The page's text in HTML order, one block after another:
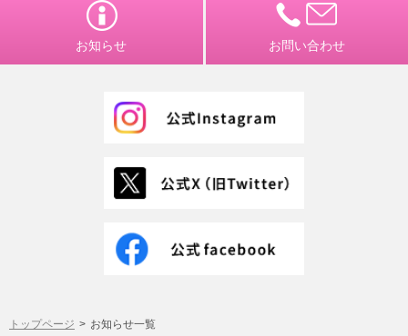
お知らせ お問い合わせ
トップページ お知らせ一覧